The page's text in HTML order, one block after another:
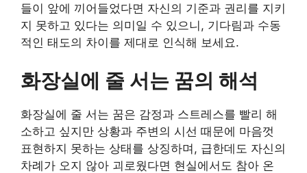
들이 앞에 끼어들었다면 자신의 기준과 권리를 지키
지 못하고 있다는 의미일 수 있으니, 기다림과 수동
적인 태도의 차이를 제대로 인식해 보세요.
화장실에 줄 서는 꿈의 해석
화장실에 줄 서는 꿈은 감정과 스트레스를 빨리 해
소하고 싶지만 상황과 주변의 시선 때문에 마음껏
표현하지 못하는 상태를 상징하며, 급한데도 자신의
차례가 오지 않아 괴로웠다면 현실에서도 참아 온